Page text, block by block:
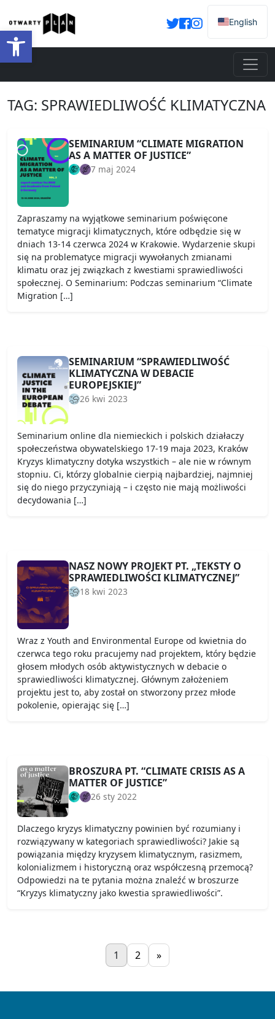
Otwórz pasek narzędzi
English
TAG: SPRAWIEDLIWOŚĆ KLIMATYCZNA
SEMINARIUM “CLIMATE MIGRATION
AS A MATTER OF JUSTICE”
7 maj 2024
Zapraszamy na wyjątkowe seminarium poświęcone
tematyce migracji klimatycznych, które odbędzie się w
dniach 13-14 czerwca 2024 w Krakowie. Wydarzenie skupi
się na problematyce migracji wywołanych zmianami
klimatu oraz jej związkach z kwestiami sprawiedliwości
społecznej. O Seminarium: Podczas seminarium “Climate
Migration […]
SEMINARIUM “SPRAWIEDLIWOŚĆ
KLIMATYCZNA W DEBACIE
EUROPEJSKIEJ”
26 kwi 2023
Seminarium online dla niemieckich i polskich działaczy
społeczeństwa obywatelskiego 17-19 maja 2023, Kraków
Kryzys klimatyczny dotyka wszystkich – ale nie w równym
stopniu. Ci, którzy globalnie cierpią najbardziej, najmniej
się do niego przyczyniają – i często nie mają możliwości
decydowania […]
NASZ NOWY PROJEKT PT. „TEKSTY O
SPRAWIEDLIWOŚCI KLIMATYCZNEJ”
18 kwi 2023
Wraz z Youth and Environmental Europe od kwietnia do
czerwca tego roku pracujemy nad projektem, który będzie
głosem młodych osób aktywistycznych w debacie o
sprawiedliwości klimatycznej. Głównym założeniem
projektu jest to, aby został on stworzony przez młode
pokolenie, opierając się […]
BROSZURA PT. “CLIMATE CRISIS AS A
MATTER OF JUSTICE”
26 sty 2022
Dlaczego kryzys klimatyczny powinien być rozumiany i
rozwiązywany w kategoriach sprawiedliwości? Jakie są
powiązania między kryzysem klimatycznym, rasizmem,
kolonializmem i historyczną oraz współczesną przemocą?
Odpowiedzi na te pytania można znaleźć w broszurze
“Kryzys klimatyczny jako kwestia sprawiedliwości”.
1 2 »